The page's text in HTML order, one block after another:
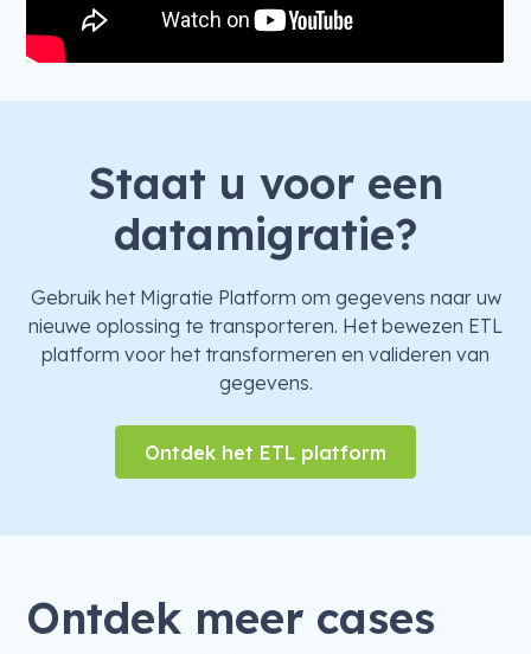
Staat u voor een
datamigratie?
Gebruik het Migratie Platform om gegevens naar uw
nieuwe oplossing te transporteren. Het bewezen ETL
platform voor het transformeren en valideren van
gegevens.
Ontdek het ETL platform
Ontdek meer cases